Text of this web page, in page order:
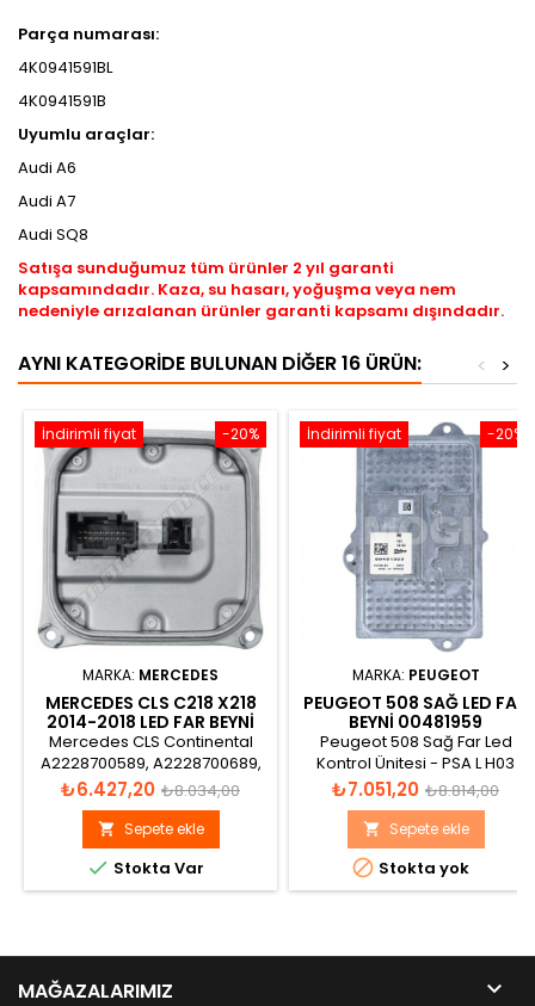
Parça numarası:
4K0941591BL
4K0941591B
Uyumlu araçlar:
Audi A6
Audi A7
Audi SQ8
Satışa sunduğumuz tüm ürünler 2 yıl garanti
kapsamındadır. Kaza, su hasarı, yoğuşma veya nem
nedeniyle arızalanan ürünler garanti kapsamı dışındadır.
AYNI KATEGORIDE BULUNAN DIĞER 16 ÜRÜN: >
<
-20%
İndirimli fiyat
MARKA: MERCEDES
MERCEDES CLS C218 X218
2014-2018 LED FAR BEYNI
A2228700789
Mercedes CLS Continental
A2228700589, A2228700689,
A2228700789 Led Far Beyni
Fiyat
₺6.427,20 Normal
fiyat
₺8.034,00
 Sepete ekle
 Stokta Var
-20%
İndirimli fiyat
MARKA: PEUGEOT
PEUGEOT 508 SAĞ LED FAR
BEYNI 00481959
Peugeot 508 Sağ Far Led
Kontrol Ünitesi - PSA L H03
S0106 0344 Made in France
Fiyat
₺7.051,20 Normal
fiyat
₺8.814,00
 Sepete ekle
 Stokta yok
MAĞAZALARIMIZ 